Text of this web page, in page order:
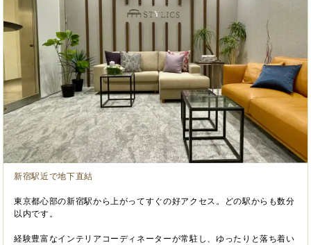
新宿駅近で地下直結
東京都心部の新宿駅から上がってすぐの好アクセス。どの駅からも数分
以内です。
経験豊富なインテリアコーディネーターが常駐し、ゆったりと落ち着い